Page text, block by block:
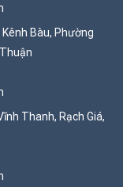
Kênh Bàu, Phường
Thanh, Rạch Giá,